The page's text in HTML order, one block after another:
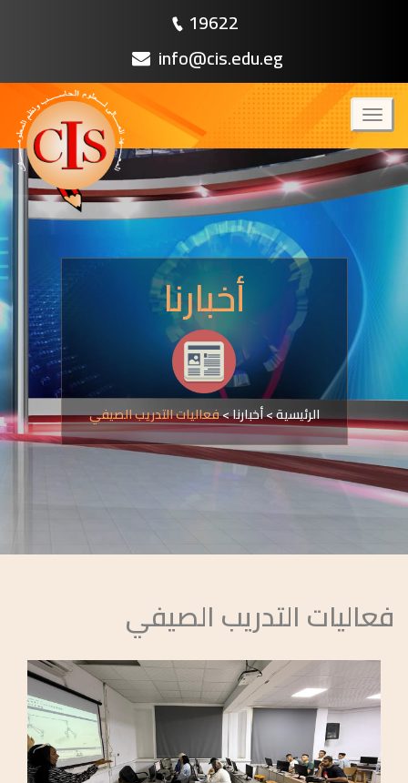
19622
info@cis.edu.eg
أخبارنا
الرئيسية>أخبارنا>فعاليات التدريب الصيفي
فعاليات التدريب الصيفي